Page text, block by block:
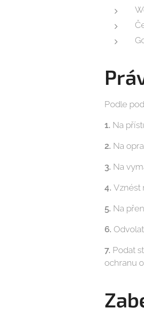
Podle
1. Na
2. Na
3. Na
4. Vznést
5. Na
6.
7. Podat
ochranu